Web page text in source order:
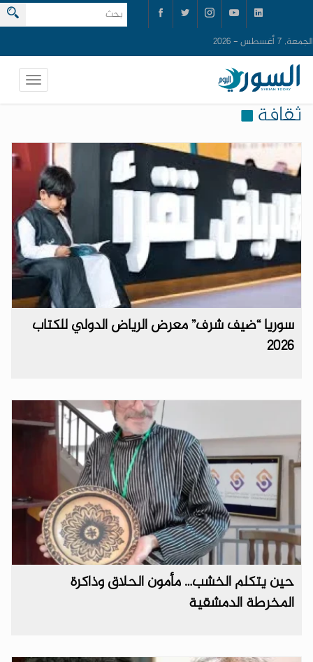
الجمعة, 7 أغسطس - 2026
ثقافة
سوريا “ضيف شرف” معرض الرياض الدولي للكتاب
2026
حين يتكلم الخشب… مأمون الحلاق وذاكرة
المخرطة الدمشقية